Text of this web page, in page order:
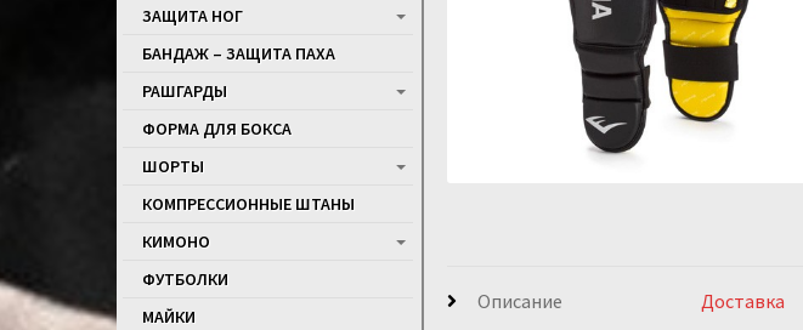
Описание Доставка
ЗАЩИТА НОГ
БАНДАЖ – ЗАЩИТА ПАХА
РАШГАРДЫ
ФОРМА ДЛЯ БОКСА
ШОРТЫ
КОМПРЕССИОННЫЕ ШТАНЫ
КИМОНО
ФУТБОЛКИ
МАЙКИ